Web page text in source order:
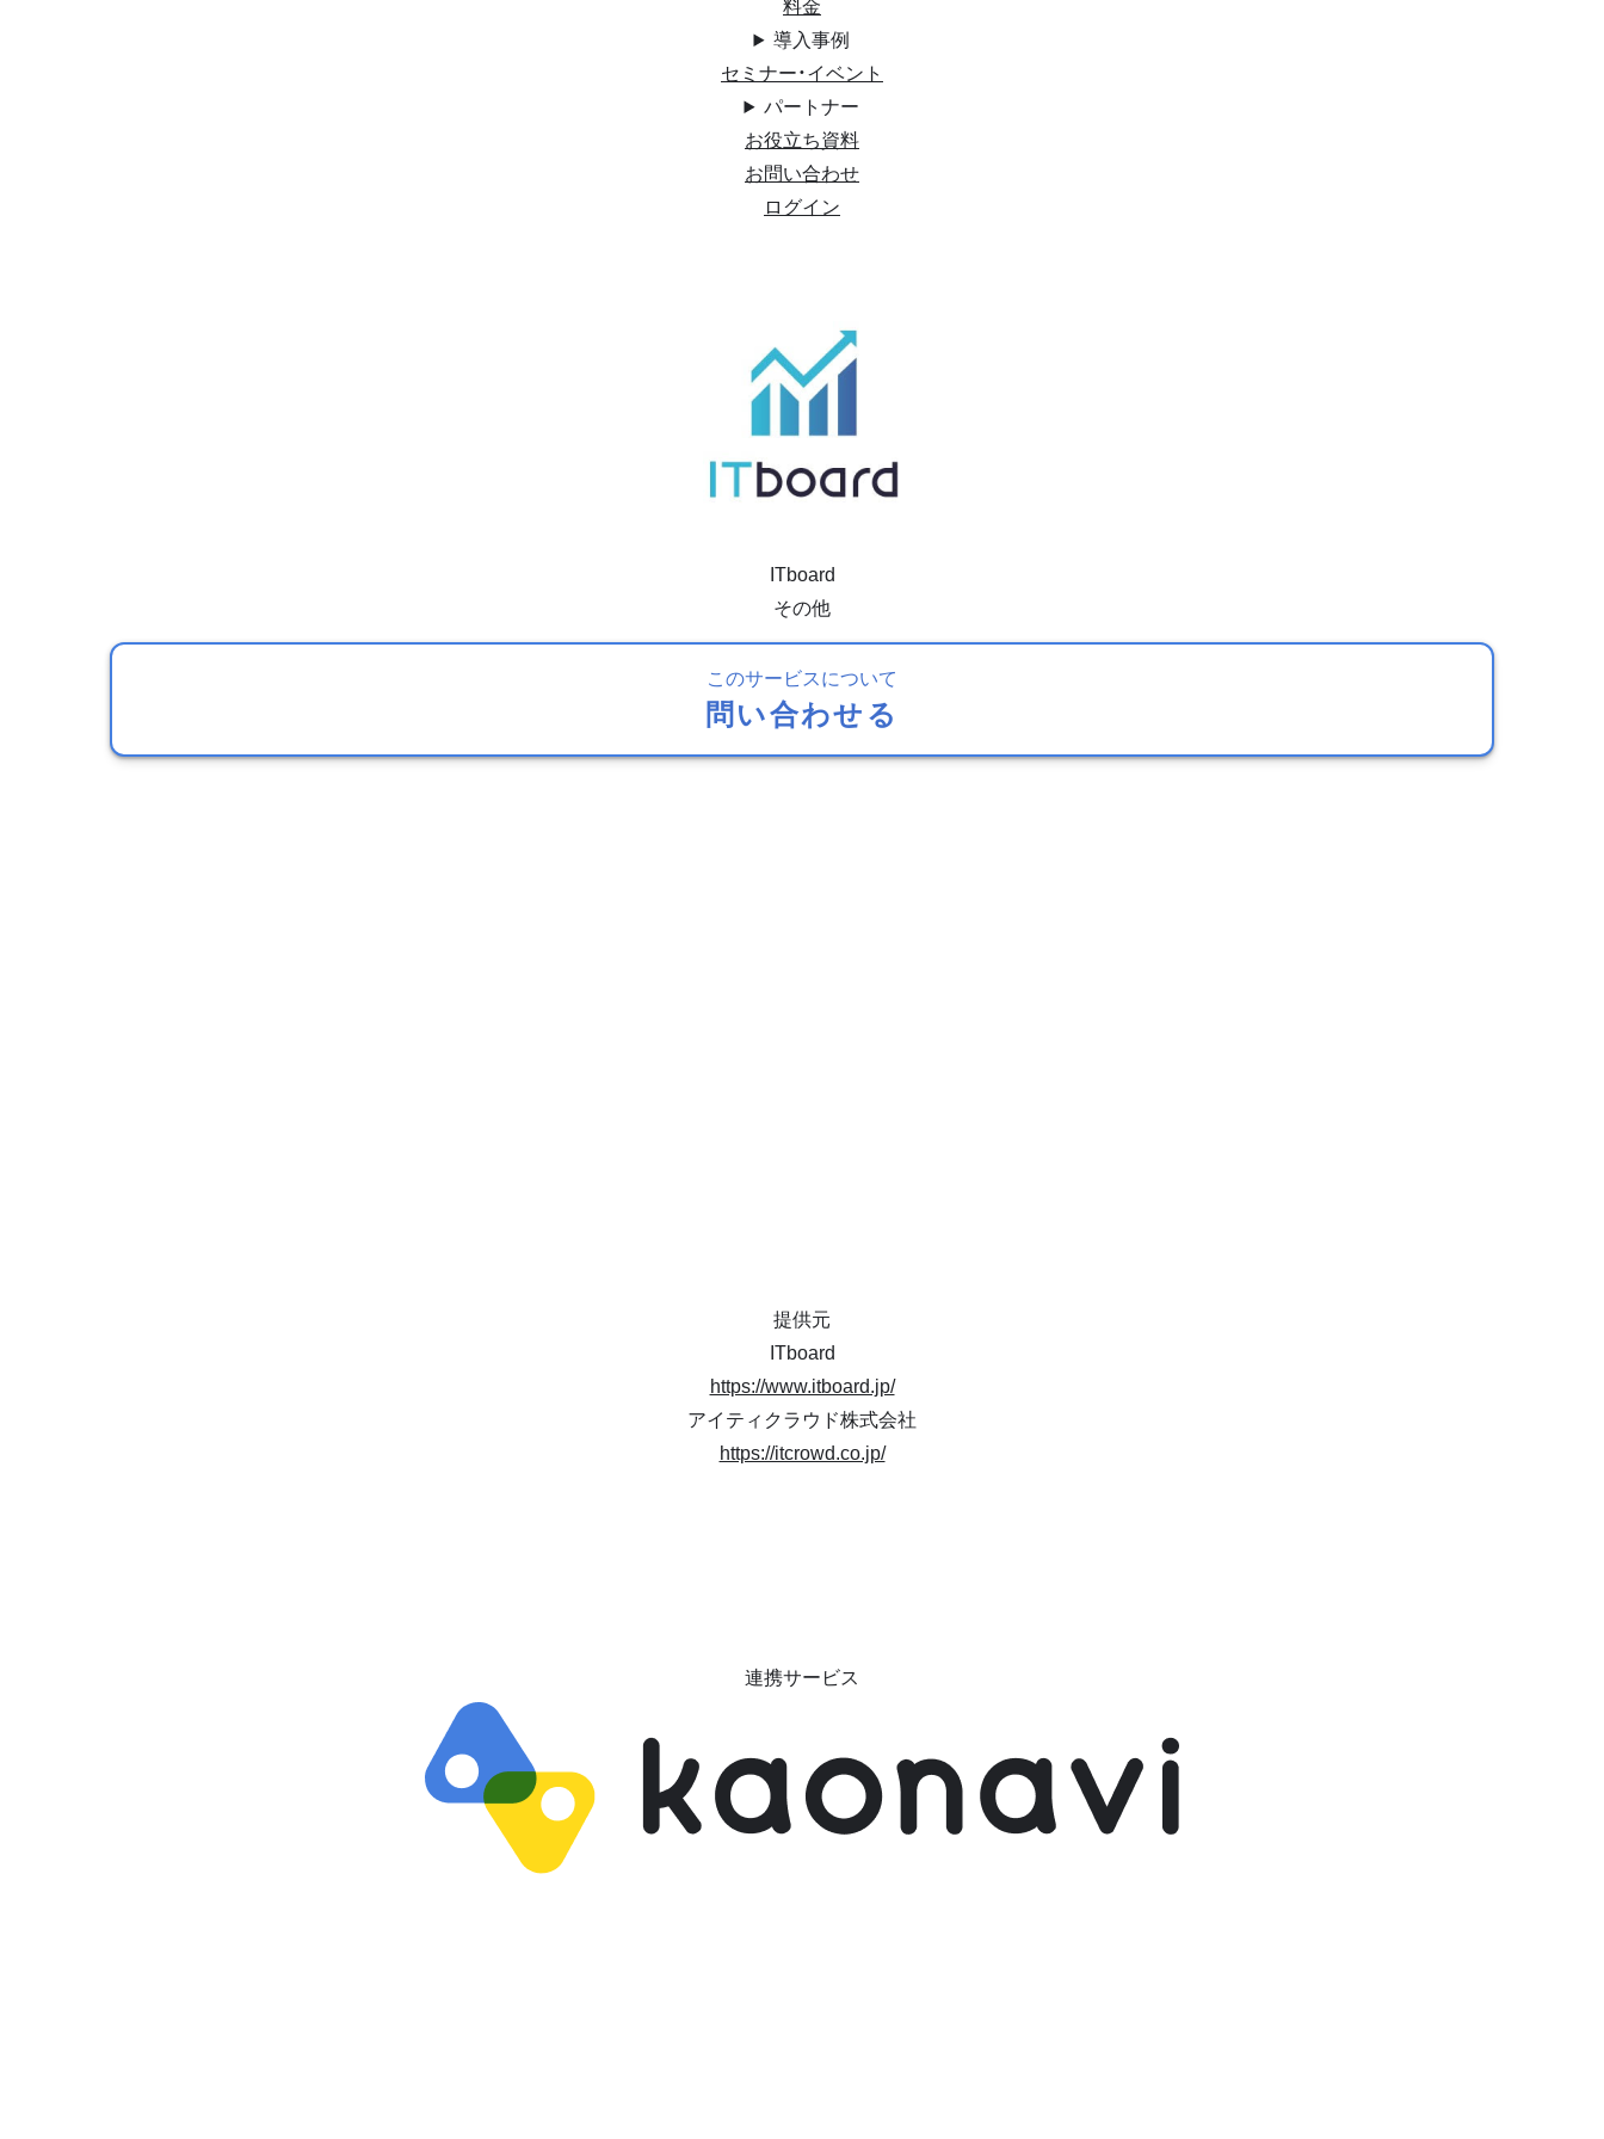
導入事例
セミナー・イベント
パートナー
お役立ち資料
お問い合わせ
ログイン
ITboard
その他
このサービスについて
問い合わせる
提供元
ITboard
https://www.itboard.jp/
アイティクラウド株式会社
https://itcrowd.co.jp/
連携サービス